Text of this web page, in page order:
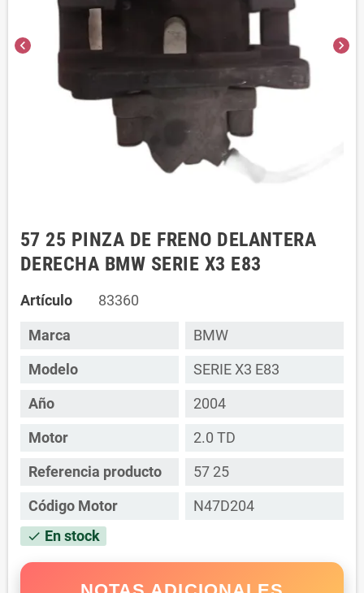
chevron_left chevron_right
57 25 PINZA DE FRENO DELANTERA
DERECHA BMW SERIE X3 E83
Artículo 83360
Marca
BMW
Modelo
SERIE X3 E83
Año
2004
Motor
2.0 TD
Referencia producto
57 25
Código Motor
N47D204
check En stock